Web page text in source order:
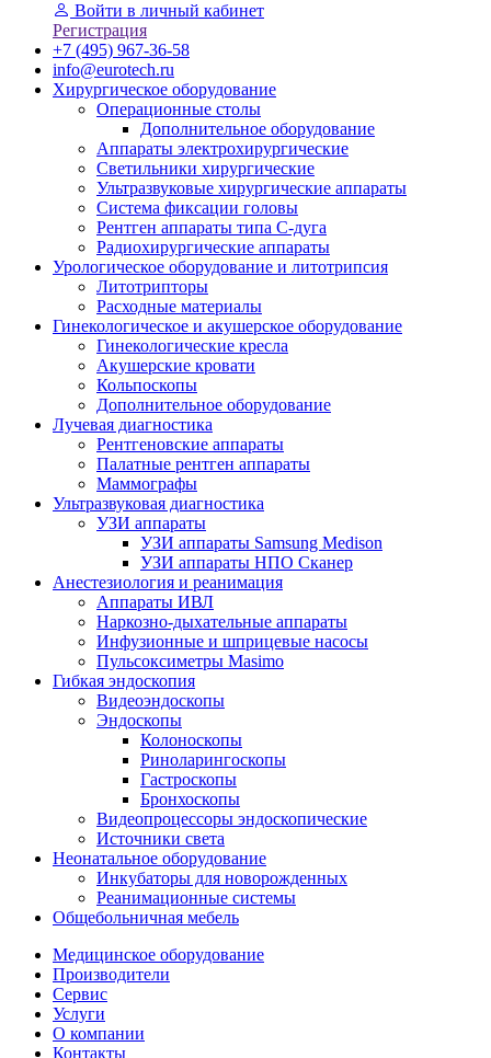
Войти в личный кабинет
Регистрация
+7 (495) 967-36-58
info@eurotech.ru
Хирургическое оборудование
Операционные столы
Дополнительное оборудование
Аппараты электрохирургические
Светильники хирургические
Ультразвуковые хирургические аппараты
Система фиксации головы
Рентген аппараты типа С-дуга
Радиохирургические аппараты
Урологическое оборудование и литотрипсия
Литотрипторы
Расходные материалы
Гинекологическое и акушерское оборудование
Гинекологические кресла
Акушерские кровати
Кольпоскопы
Дополнительное оборудование
Лучевая диагностика
Рентгеновские аппараты
Палатные рентген аппараты
Маммографы
Ультразвуковая диагностика
УЗИ аппараты
УЗИ аппараты Samsung Medison
УЗИ аппараты НПО Сканер
Анестезиология и реанимация
Аппараты ИВЛ
Наркозно-дыхательные аппараты
Инфузионные и шприцевые насосы
Пульсоксиметры Masimo
Гибкая эндоскопия
Видеоэндоскопы
Эндоскопы
Колоноскопы
Риноларингоскопы
Гастроскопы
Бронхоскопы
Видеопроцессоры эндоскопические
Источники света
Неонатальное оборудование
Инкубаторы для новорожденных
Реанимационные системы
Общебольничная мебель
Медицинское оборудование
Производители
Сервис
Услуги
О компании
Контакты